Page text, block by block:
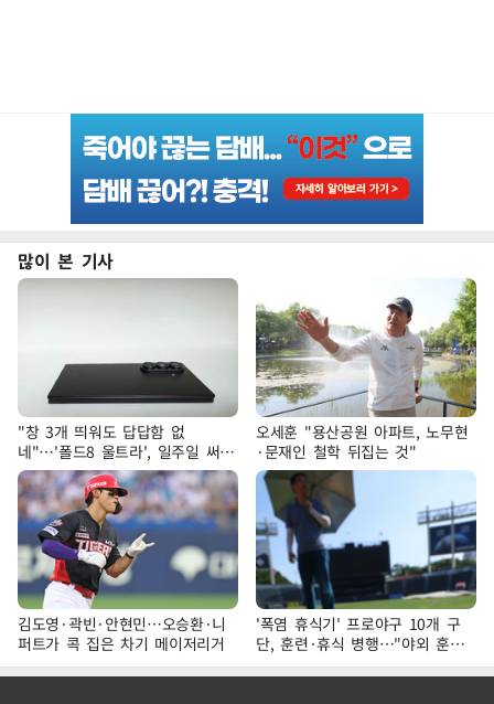
많이 본 기사
"창 3개 띄워도 답답함 없
네"…'폴드8 울트라', 일주일 써보
니
오세훈 "용산공원 아파트, 노무현
·문재인 철학 뒤집는 것"
김도영·곽빈·안현민…오승환·니
퍼트가 콕 집은 차기 메이저리거
'폭염 휴식기' 프로야구 10개 구
단, 훈련·휴식 병행…"야외 훈련
해도 안전 최우선"